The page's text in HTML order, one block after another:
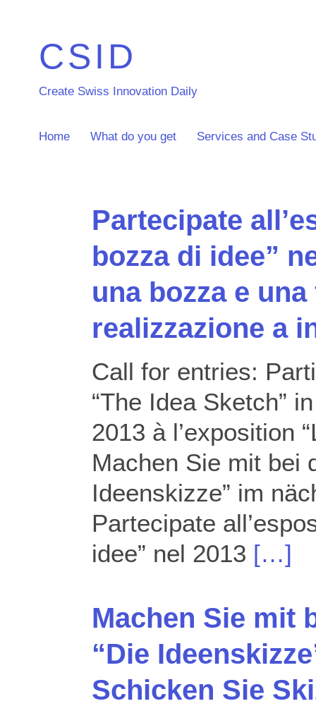
CSID
Create Swiss Innovation Daily
Home What do you get Services and Case
Partecipate
bozza di idee”
una bozza e
realizzazione a
Call for entries:
“The Idea Sketch”
2013 à l’exposition
Machen Sie mit bei
Ideenskizze” im
Partecipate
idee” nel 2013 […]
Machen Sie mit
“Die
Schicken Sie